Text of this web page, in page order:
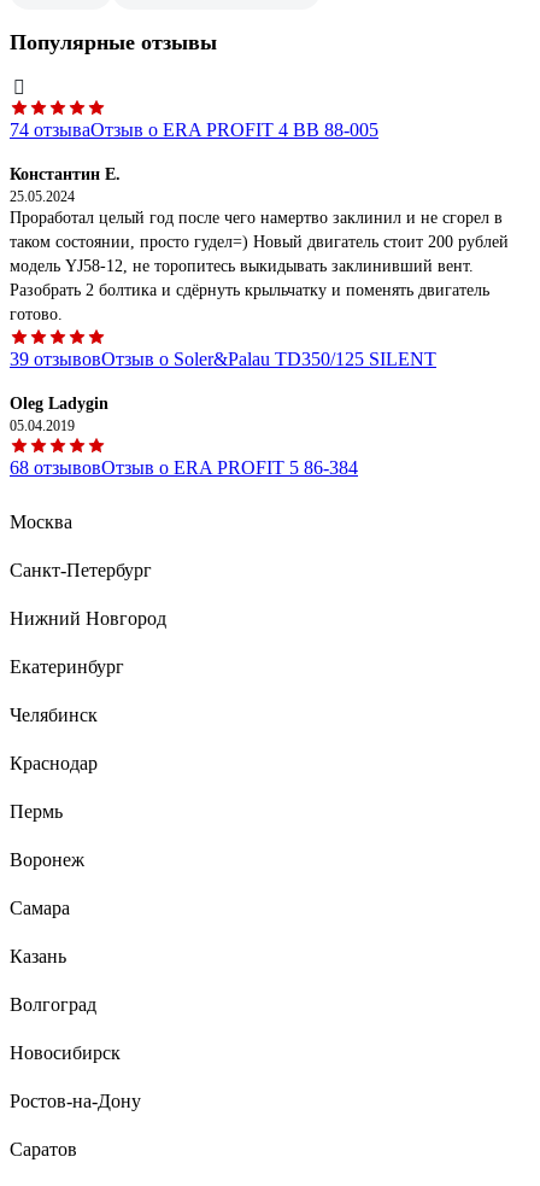
Популярные отзывы
74 отзываОтзыв о ERA PROFIT 4 ВВ 88-005
Константин Е.
25.05.2024
Проработал целый год после чего намертво заклинил и не сгорел в
таком состоянии, просто гудел=) Новый двигатель стоит 200 рублей
модель YJ58-12, не торопитесь выкидывать заклинивший вент.
Разобрать 2 болтика и сдёрнуть крыльчатку и поменять двигатель
готово.
39 отзывовОтзыв о Soler&Palau TD350/125 SILENT
Oleg Ladygin
05.04.2019
68 отзывовОтзыв о ERA PROFIT 5 86-384
Игорь Л.
17.04.2024
типа 16203581. Тихий. Легко обслужить - полностью разборный.
Москва
Санкт-Петербург
Нижний Новгород
Екатеринбург
Челябинск
Краснодар
Пермь
Воронеж
Самара
Казань
Волгоград
Новосибирск
Ростов-на-Дону
Саратов